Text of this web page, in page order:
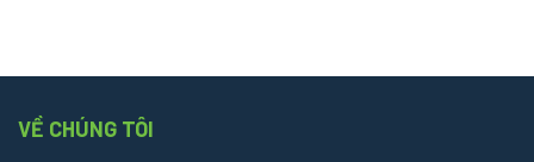
VỀ CHÚNG TÔI